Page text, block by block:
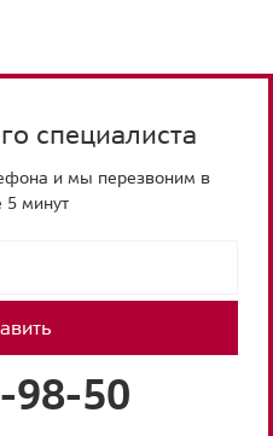
специалиста
и мы перезвоним в
5 минут
98-50